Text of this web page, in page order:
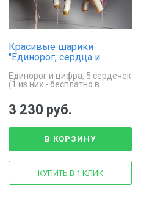
Красивые шарики
"Единорог, сердца и
Единорог и цифра, 5 сердечек
(1 из них - бесплатно в
3 230 руб.
В КОРЗИНУ
КУПИТЬ В 1 КЛИК